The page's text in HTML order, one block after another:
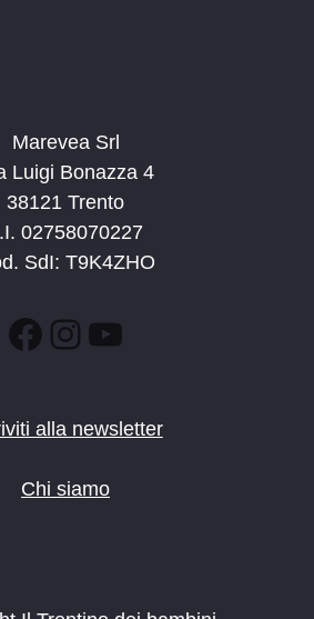
Marevea Srl
Luigi Bonazza 4
38121 Trento
02758070227
SdI: T9K4ZHO
Facebook
Instagram
YouTube
alla newsletter
Chi siamo